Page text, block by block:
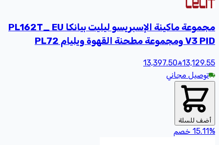
مجموعة ماكينة الإسبريسو ليليت بيانكا PL162T_ EU
V3 PID ومجموعة مطحنة القهوة ويليام PL72
13,129.55
13,397.50
توصيل مجاني
أضف للسلة
15.11% خصم